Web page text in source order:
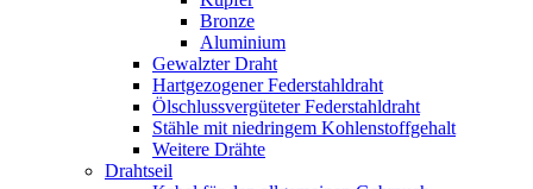
Bronze
Aluminium
Gewalzter Draht
Hartgezogener Federstahldraht
Ölschlussvergüteter Federstahldraht
Stähle mit niedringem Kohlenstoffgehalt
Weitere Drähte
Drahtseil